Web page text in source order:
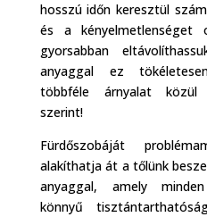
hosszú időn keresztül
és a
gyorsabban
anyaggal ez
többféle árnyalat közül
szerint!
Fürdőszobáját
alakíthatja át a tőlünk
anyaggal, amely
könnyű